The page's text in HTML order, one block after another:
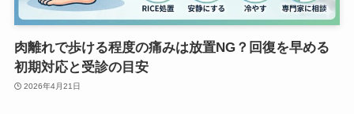
肉離れで歩ける程度の痛みは放置NG？回復を早める
初期対応と受診の目安
2026年4月21日